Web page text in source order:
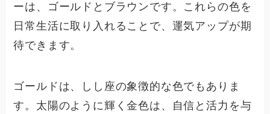
ーは、ゴールドとブラウンです。これらの色を
日常生活に取り入れることで、運気アップが期
待できます。
ゴールドは、しし座の象徴的な色でもありま
す。太陽のように輝く金色は、自信と活力を与